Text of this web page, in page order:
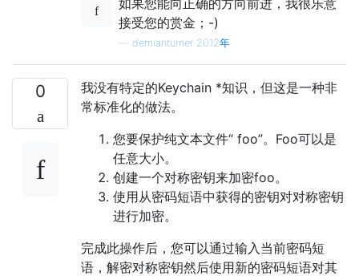
接受您的赏金；-)
demianturner 2012年
0
我没有特定的Keychain *知识，但这是一种非
常标准化的做法。
您要保护纯文本文件“ foo”。Foo可以是
任意大小。
创建一个对称密钥来加密foo。
使用从密码短语中获得的密钥对对称密钥
进行加密。
完成此操作后，您可以通过输入当前密码短
语，解密对称密钥然后使用新的密码短语对其